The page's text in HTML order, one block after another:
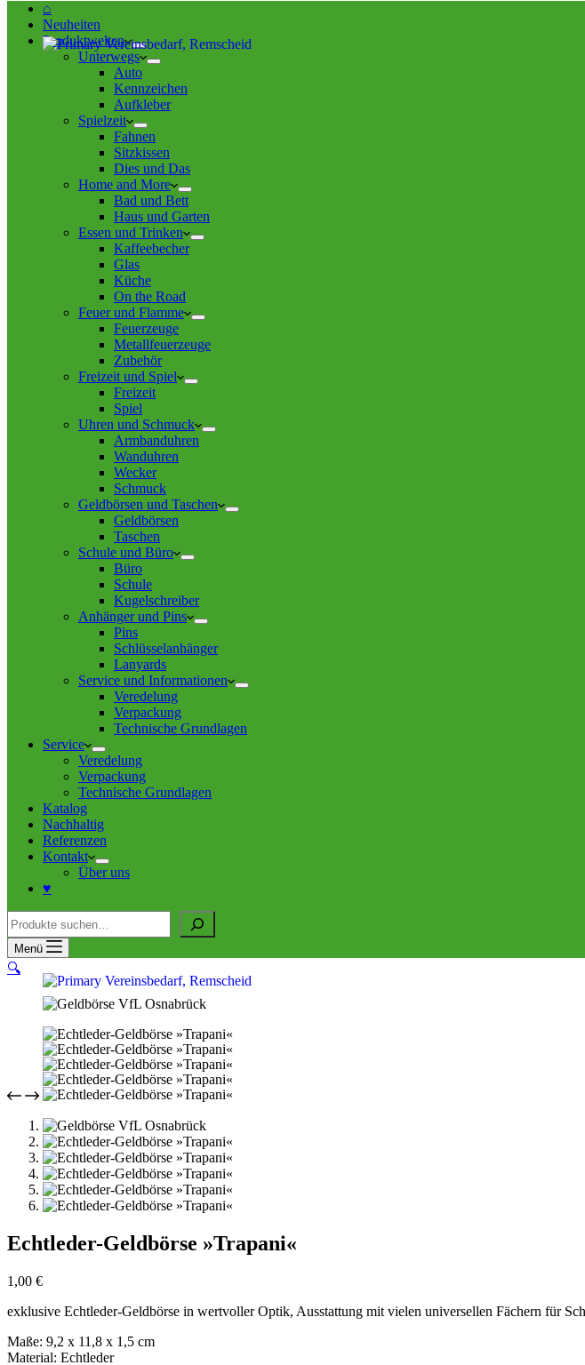
⌂
Neuheiten
Produktwelten
Unterwegs
Auto
Kennzeichen
Aufkleber
Spielzeit
Fahnen
Sitzkissen
Dies und Das
Home and More
Bad und Bett
Haus und Garten
Essen und Trinken
Kaffeebecher
Glas
Küche
On the Road
Feuer und Flamme
Feuerzeuge
Metallfeuerzeuge
Zubehör
Freizeit und Spiel
Freizeit
Spiel
Uhren und Schmuck
Armbanduhren
Wanduhren
Wecker
Schmuck
Geldbörsen und Taschen
Geldbörsen
Taschen
Schule und Büro
Büro
Schule
Kugelschreiber
Anhänger und Pins
Pins
Schlüsselanhänger
Lanyards
Service und Informationen
Veredelung
Verpackung
Technische Grundlagen
Service
Veredelung
Verpackung
Technische Grundlagen
Katalog
Nachhaltig
Referenzen
Kontakt
Über uns
♥
Suche
Menü
🔍
Echtleder-Geldbörse »Trapani«
1,00 €
exklusive Echtleder-Geldbörse in wertvoller Optik, Ausstattung mit vielen universellen Fächern für
Maße: 9,2 x 11,8 x 1,5 cm
Material: Echtleder